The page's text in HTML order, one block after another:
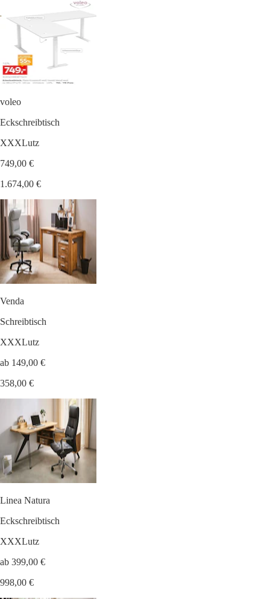
voleo
Eckschreibtisch
XXXLutz
749,00 €
1.674,00 €
Venda
Schreibtisch
XXXLutz
ab 149,00 €
358,00 €
Linea Natura
Eckschreibtisch
XXXLutz
ab 399,00 €
998,00 €